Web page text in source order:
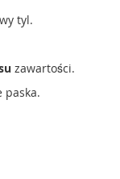
tyl.
zawartości.
paska.